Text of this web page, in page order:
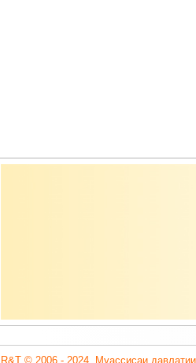
Содержимое
R&T © 2006 - 2024. Муассисаи